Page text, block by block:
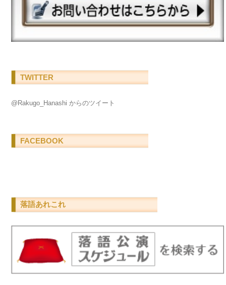
TWITTER
@Rakugo_Hanashi からのツイート
FACEBOOK
落語あれこれ